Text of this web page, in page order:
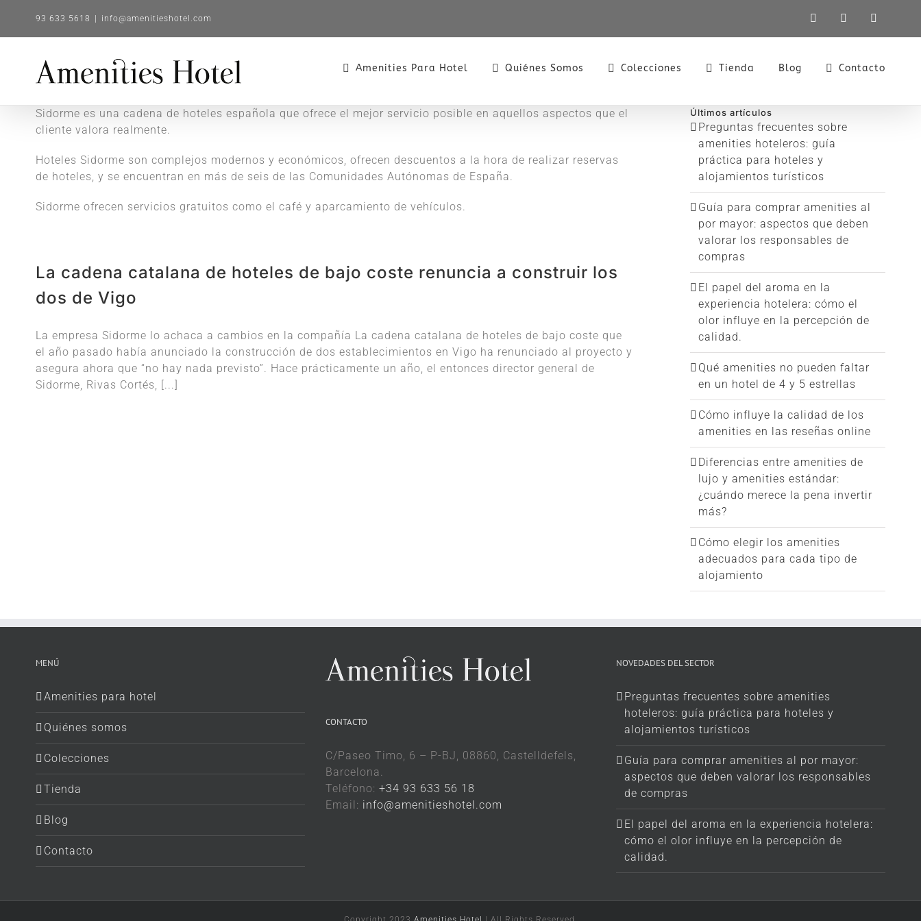
contenido
93 633 5618 info@amenitieshotel.com LinkedIn
X Instagram
Amenities Para Hotel Quiénes Somos Colecciones Tienda Blog Contacto
Sidorme es una cadena de hoteles española que ofrece el mejor servicio posible en aquellos aspectos que el
cliente valora realmente.
Hoteles Sidorme son complejos modernos y económicos, ofrecen descuentos a la hora de realizar reservas
de hoteles, y se encuentran en más de seis de las Comunidades Autónomas de España.
Sidorme ofrecen servicios gratuitos como el café y aparcamiento de vehículos.
La cadena catalana de hoteles de bajo coste renuncia a construir los
dos de Vigo
La empresa Sidorme lo achaca a cambios en la compañía La cadena catalana de hoteles de bajo coste que
el año pasado había anunciado la construcción de dos establecimientos en Vigo ha renunciado al proyecto y
asegura ahora que “no hay nada previsto”. Hace prácticamente un año, el entonces director general de
Sidorme, Rivas Cortés, [...]
Últimos artículos
Preguntas frecuentes sobre
amenities hoteleros: guía
práctica para hoteles y
alojamientos turísticos
Guía para comprar amenities al
por mayor: aspectos que deben
valorar los responsables de
compras
El papel del aroma en la
experiencia hotelera: cómo el
olor influye en la percepción de
calidad.
Qué amenities no pueden faltar
en un hotel de 4 y 5 estrellas
Cómo influye la calidad de los
amenities en las reseñas online
Diferencias entre amenities de
lujo y amenities estándar:
¿cuándo merece la pena invertir
más?
Cómo elegir los amenities
adecuados para cada tipo de
alojamiento
MENÚ
Amenities para hotel
Quiénes somos
Colecciones
Tienda
Blog
Contacto
CONTACTO
C/Paseo Timo, 6 – P-BJ, 08860, Castelldefels,
Barcelona.
Teléfono:+34 93 633 56 18
Email: info@amenitieshotel.com
NOVEDADES DEL SECTOR
Preguntas frecuentes sobre amenities
hoteleros: guía práctica para hoteles y
alojamientos turísticos
Guía para comprar amenities al por mayor:
aspectos que deben valorar los responsables
de compras
El papel del aroma en la experiencia hotelera:
cómo el olor influye en la percepción de
calidad.